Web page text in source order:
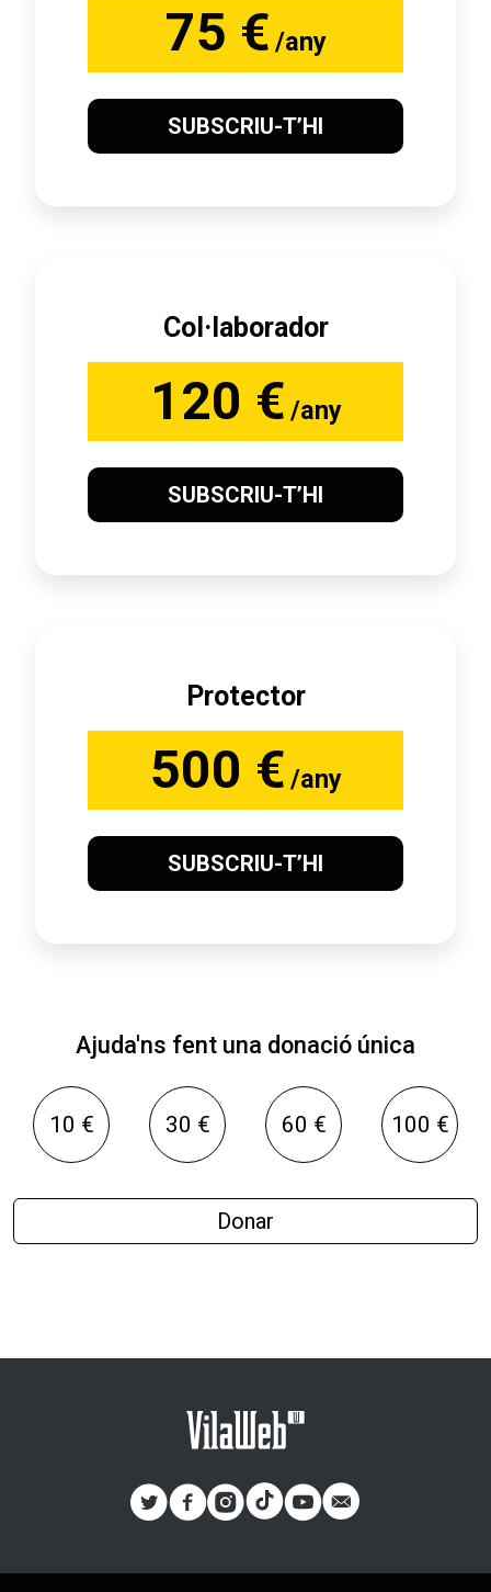
75 € /any
SUBSCRIU-T’HI
Col·laborador
120 € /any
SUBSCRIU-T’HI
Protector
500 € /any
SUBSCRIU-T’HI
Ajuda'ns fent una donació única
10 € 30 € 60 € 100 €
Donar